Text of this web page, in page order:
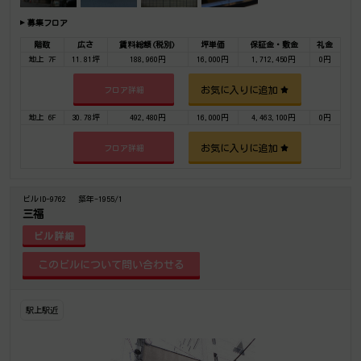
募集フロア
階数 広さ 賃料総額(税別) 坪単価 保証金・敷金
礼金
地上 7F
11.81坪 188,960円 16,000円 1,712,450円 0円
フロア詳細 お気に入りに追加
地上 6F 30.78坪 492,480円 16,000円 4,463,100円 0円
フロア詳細 お気に入りに追加
ビルID-9762 築年-1955/1
三福
ビル詳細
駅上駅近